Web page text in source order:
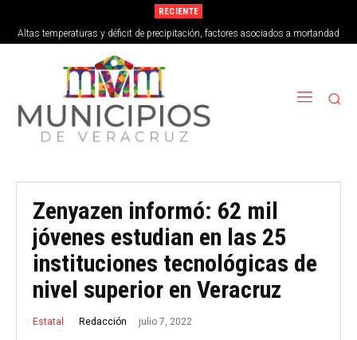
RECIENTE
Altas temperaturas y déficit de precipitación, factores asociados a mortandad
de peces en Vega de Alatorre
Zenyazen informó: 62 mil
jóvenes estudian en las 25
instituciones tecnológicas de
nivel superior en Veracruz
Estatal Redacción julio 7, 2022